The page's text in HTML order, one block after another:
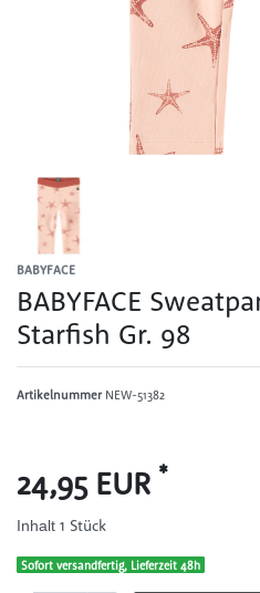
BABYFACE
BABYFACE
Starfish Gr. 98
Artikelnummer NEW-51382
24,95 EUR *
Inhalt 1 Stück
Sofort versandfertig, Lieferzeit 48h